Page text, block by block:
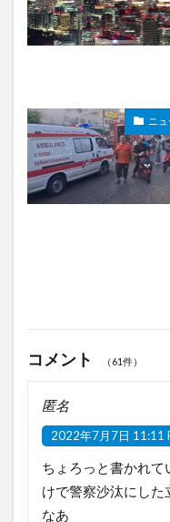
ニ
コメント （61件）
匿名
2022年7月7日 11:11
ちょろっと書かれ
けで警察沙汰にし
なあ